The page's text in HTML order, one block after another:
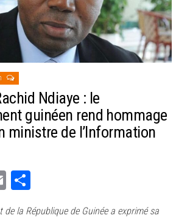
Ndiaye : le
guinéen rend hommage
ministre de l’Information
E
de la République de Guinée a exprimé sa